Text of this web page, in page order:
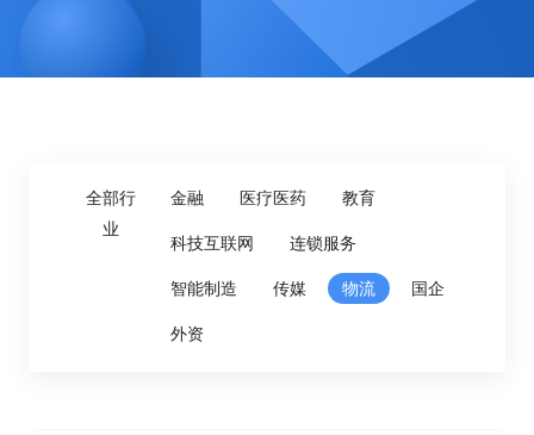
全部行
业
金融 医疗医药 教育
科技互联网 连锁服务
智能制造 传媒 物流 国企
外资